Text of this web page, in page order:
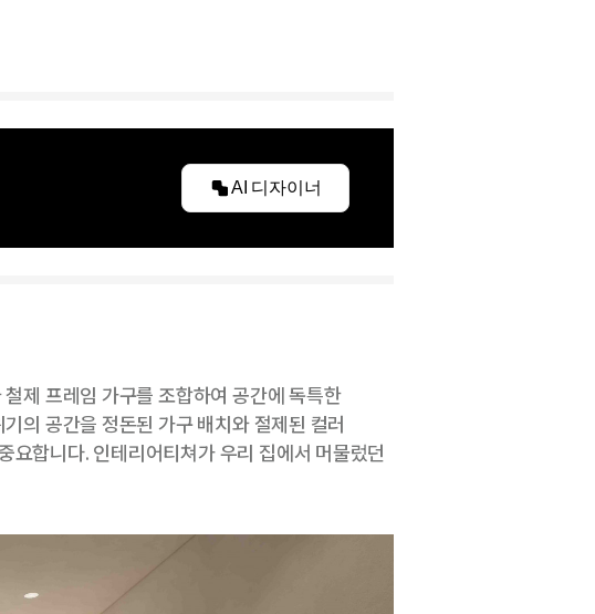
AI 디자이너
제 프레임 가구를 조합하여 공간에 독특한
의 공간을 정돈된 가구 배치와 절제된 컬러
요합니다. 인테리어티쳐가 우리 집에서 머물렀던